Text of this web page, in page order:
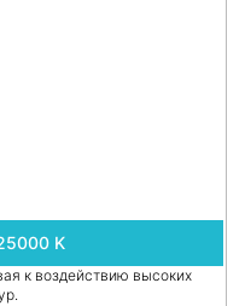
K
к воздействию высоких